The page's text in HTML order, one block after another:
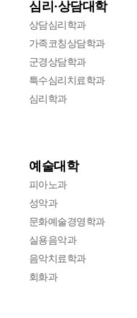
심리·상담대학
상담심리학과
가족코칭상담학과
군경상담학과
특수심리치료학과
심리학과
예술대학
피아노과
성악과
문화예술경영학과
실용음악과
음악치료학과
회화과